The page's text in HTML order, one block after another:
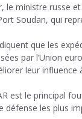
le ministre russe
Soudan, qui
que les
par l’Union
leur influence
est le principal
défense les plus